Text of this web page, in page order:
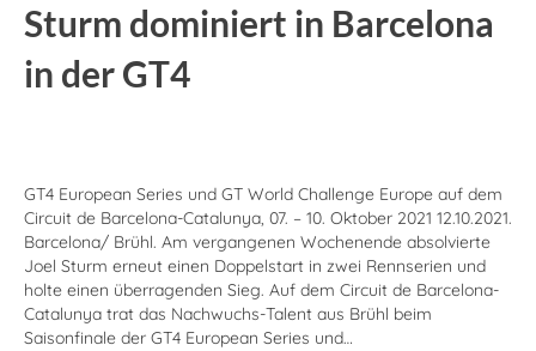
Sturm dominiert in Barcelona
in der GT4
GT4 European Series und GT World Challenge Europe auf dem
Circuit de Barcelona-Catalunya, 07. – 10. Oktober 2021 12.10.2021.
Barcelona/ Brühl. Am vergangenen Wochenende absolvierte
Joel Sturm erneut einen Doppelstart in zwei Rennserien und
holte einen überragenden Sieg. Auf dem Circuit de Barcelona-
Catalunya trat das Nachwuchs-Talent aus Brühl beim
Saisonfinale der GT4 European Series und…